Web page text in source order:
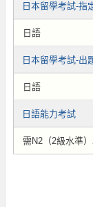
日本留學考試-指
日語
日本留學考試-出
日語
日語能力考試
需N2（2級水準